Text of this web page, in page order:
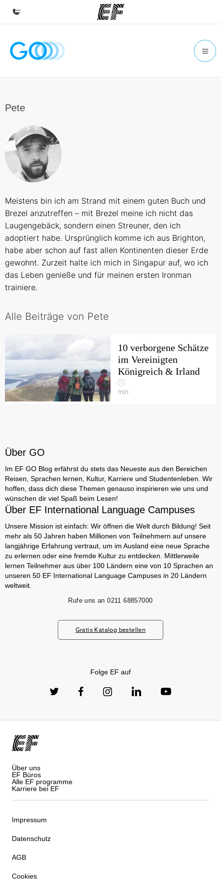
Home
Büros in der Nähe
Über uns
Wer wir sind
Pete
Meistens bin ich am Strand mit einem guten Buch und
Brezel anzutreffen – mit Brezel meine ich nicht das
Laugengebäck, sondern einen Streuner, den ich
adoptiert habe. Ursprünglich komme ich aus Brighton,
habe aber schon auf fast allen Kontinenten dieser Erde
gewohnt. Zurzeit halte ich mich in Singapur auf, wo ich
das Leben genieße und für meinen ersten Ironman
trainiere.
Alle Beiträge von Pete
10 verborgene Schätze
im Vereinigten
Königreich & Irland
min
Über GO
Im EF GO Blog erfährst du stets das Neueste aus den Bereichen
Reisen, Sprachen lernen, Kultur, Karriere und Studentenleben. Wir
hoffen, dass dich diese Themen genauso inspirieren wie uns und
wünschen dir viel Spaß beim Lesen!
Über EF International Language Campuses
Unsere Mission ist einfach: Wir öffnen die Welt durch Bildung! Seit
mehr als 50 Jahren haben Millionen von Teilnehmern auf unsere
langjährige Erfahrung vertraut, um im Ausland eine neue Sprache
zu erlernen oder eine fremde Kultur zu entdecken. Mittlerweile
lernen Teilnehmer aus über 100 Ländern eine von 10 Sprachen an
unseren 50 EF International Language Campuses in 20 Ländern
weltweit.
Rufe uns an 0211 68857000
Gratis Katalog bestellen
Folge EF auf
Über uns
EF Büros
Alle EF programme
Karriere bei EF
Impressum
Datenschutz
AGB
Cookies